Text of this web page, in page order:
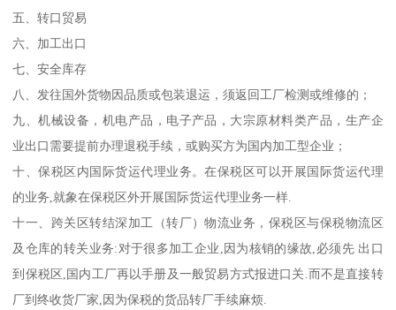
五、转口贸易
六、加工出口
七、安全库存
八、发往国外货物因品质或包装退运，须返回工厂检测或维修的；
九、机械设备，机电产品，电子产品，大宗原材料类产品，生产企
业出口需要提前办理退税手续，或购买方为国内加工型企业；
十、保税区内国际货运代理业务。在保税区可以开展国际货运代理
的业务,就象在保税区外开展国际货运代理业务一样.
十一、跨关区转结深加工（转厂）物流业务，保税区与保税物流区
及仓库的转关业务:对于很多加工企业,因为核销的缘故,必须先 出口
到保税区,国内工厂再以手册及一般贸易方式报进口关.而不是直接转
厂到终收货厂家,因为保税的货品转厂手续麻烦.